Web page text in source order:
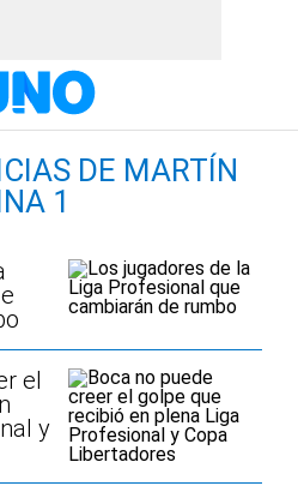
DE MARTÍN
1
el
y